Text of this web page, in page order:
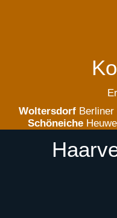
Woltersdorf
Schöneiche